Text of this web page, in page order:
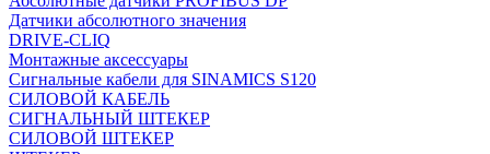
Датчики абсолютного значения
DRIVE-CLIQ
Монтажные аксессуары
Сигнальные кабели для SINAMICS S120
СИЛОВОЙ КАБЕЛЬ
СИГНАЛЬНЫЙ ШТЕКЕР
СИЛОВОЙ ШТЕКЕР